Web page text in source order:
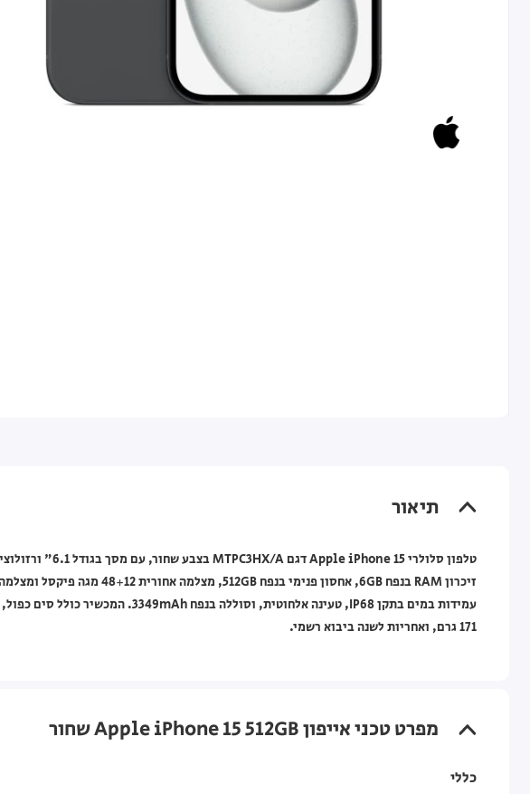
תיאור
171 גרם, ואחריות לשנה ביבוא רשמי.
מפרט טכני אייפון Apple iPhone 15 512GB שחור
כללי